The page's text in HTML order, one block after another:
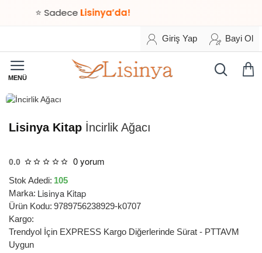
⭐ SadeceLisinya’da!
Giriş Yap Bayi Ol
Lisinya Kitap İncirlik Ağacı
0.0 0 yorum
Stok Adedi: 105
Marka: Lisinya Kitap
Ürün Kodu: 9789756238929-k0707
Kargo:
Trendyol İçin EXPRESS Kargo Diğerlerinde Sürat - PTTAVM
Uygun